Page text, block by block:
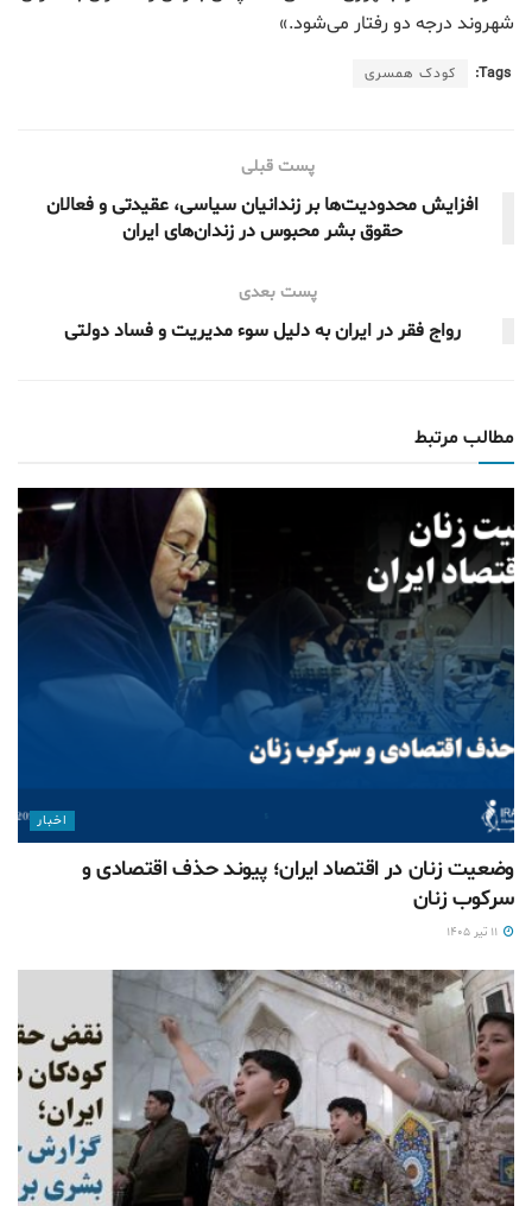
شهروند درجه دو رفتار می‌شود.»
Tags: کودک همسری
پست قبلی
افزایش محدودیت‌ها بر زندانیان سیاسی، عقیدتی و فعالان
حقوق بشر محبوس در زندان‌های ایران
پست بعدی
رواج فقر در ایران به دلیل سوء مدیریت و فساد دولتی
مطالب مرتبط
اخبار
وضعیت زنان در اقتصاد ایران؛ پیوند حذف اقتصادی و
سرکوب زنان